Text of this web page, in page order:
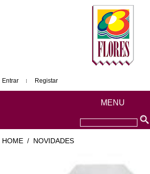
Entrar Registar
MENU
HOME / NOVIDADES